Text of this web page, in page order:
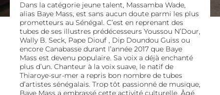
Dans la catégorie jeune talent, Massamba Wade,
alias Baye Mass, est sans aucun doute parmi les plus
prometteurs au Sénégal. C’est en reprenant des
tubes de ses illustres prédécesseurs Youssou N’Dour,
Wally B. Seck, Pape Diouf , Dip Doundou Guiss ou
encore Canabasse durant l’année 2017 que Baye
Mass est devenu populaire. Sa voix a déjà enchanté
plus d’un. Chanteur à la voix suave, le natif de
Thiaroye-sur-mer a repris bon nombre de tubes
d’artistes sénégalais. Trop tôt passionné de musique,
Baye Mass a embrassé cette activité culturelle. Âgé